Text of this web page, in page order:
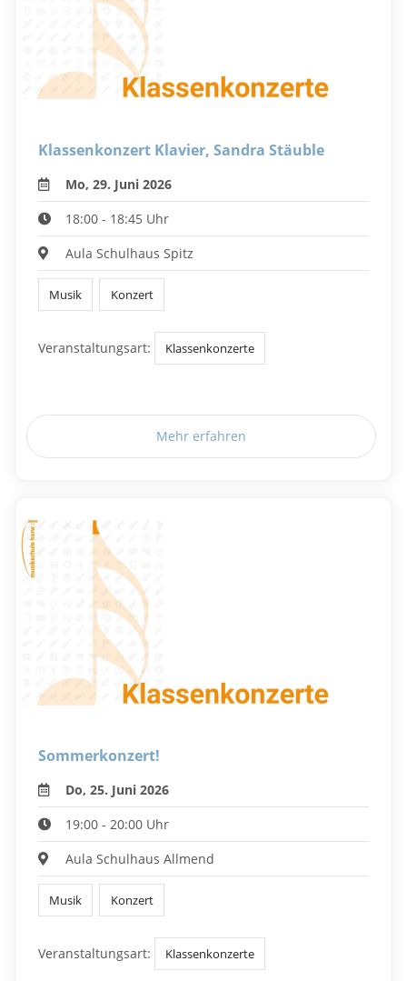
Klassenkonzert Klavier, Sandra Stäuble
Mo, 29. Juni 2026
18:00 - 18:45 Uhr
Aula Schulhaus Spitz
Musik Konzert
Veranstaltungsart: Klassenkonzerte
Mehr erfahren
Sommerkonzert!
Do, 25. Juni 2026
19:00 - 20:00 Uhr
Aula Schulhaus Allmend
Musik Konzert
Veranstaltungsart: Klassenkonzerte